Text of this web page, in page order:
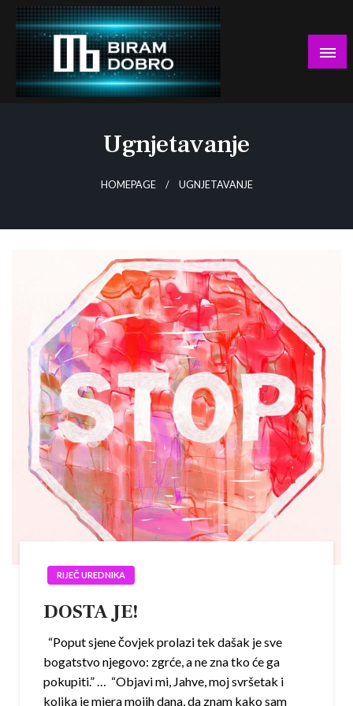
Skip
content
Ugnjetavanje
HOMEPAGE UGNJETAVANJE
RIJEČ UREDNIKA
DOSTA JE!
“Poput sjene čovjek prolazi tek dašak je sve
bogatstvo njegovo: zgrće, a ne zna tko će ga
pokupiti.” … “Objavi mi, Jahve, moj svršetak i
kolika je mjera mojih dana, da znam kako sam